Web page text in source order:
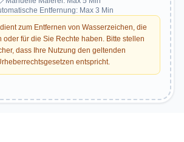
Entfernung: Max 3 Min
zum Entfernen von Wasserzeichen, die
oder für die Sie Rechte haben. Bitte stellen
dass Ihre Nutzung den geltenden
entspricht.